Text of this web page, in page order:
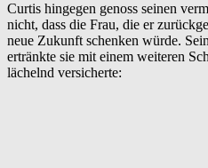
Curtis hingegen genoss seinen
nicht, dass die Frau, die er
neue Zukunft schenken würde.
ertränkte sie mit einem weiteren
lächelnd versicherte: